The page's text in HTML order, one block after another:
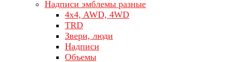
Надписи эмблемы разные
4x4, AWD, 4WD
TRD
Звери, люди
Надписи
Объемы